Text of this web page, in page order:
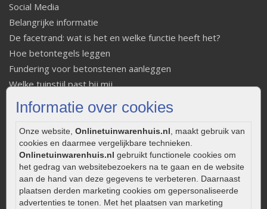
Informatie over cookies
Onze website, Onlinetuinwarenhuis.nl , maakt gebruik van
cookies en daarmee vergelijkbare technieken.
Onlinetuinwarenhuis.nl gebruikt functionele cookies om
het gedrag van websitebezoekers na te gaan en de website
aan de hand van deze gegevens te verbeteren. Daarnaast
plaatsen derden marketing cookies om gepersonaliseerde
advertenties te tonen. Met het plaatsen van marketing
Social Media
Belangrijke informatie
De facetrand: wat is het en welke functie heeft het?
Hoe betontegels leggen
Fundering voor betonstenen aanleggen
Welke tuinstijl past bij mij
Strakke tuin inrichten
Legverbanden gebakken bestrating
Onderhoud van gebakken bestrating
Aanlegtips voor gebakken bestrating
Zelf een terras aanleggen
Kleine stadstuin inrichten
0320 – 219170